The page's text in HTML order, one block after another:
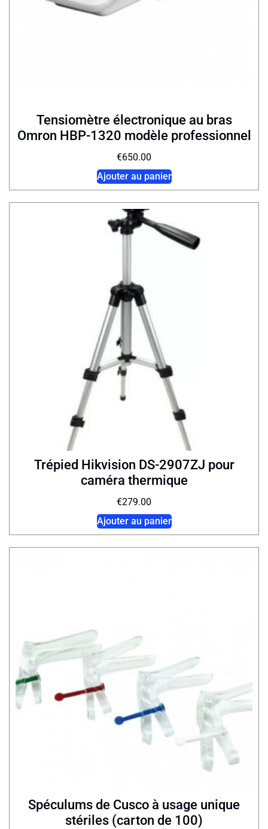
Tensiomètre électronique au bras
Omron HBP-1320 modèle professionnel
€650.00
Ajouter au panier
Trépied Hikvision DS-2907ZJ pour
caméra thermique
€279.00
Ajouter au panier
Spéculums de Cusco à usage unique
stériles (carton de 100)